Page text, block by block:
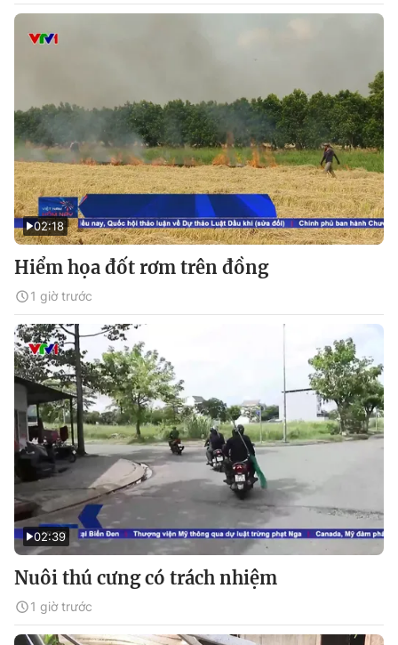
02:18
Hiểm họa đốt rơm trên đồng
1 giờ trước
02:39
Nuôi thú cưng có trách nhiệm
1 giờ trước